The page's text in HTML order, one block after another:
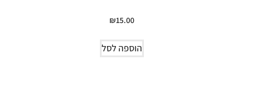
₪15.00
הוספה לסל